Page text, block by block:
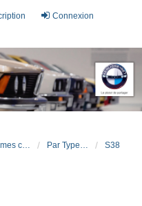
Connexion
Problèmes connus et résolus (FAQ) Par Type Moteur (ESSENCE) S38